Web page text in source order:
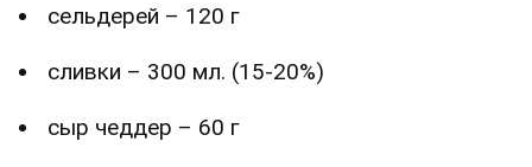
сельдерей – 120 г
сливки – 300 мл. (15-20%)
сыр чеддер – 60 г